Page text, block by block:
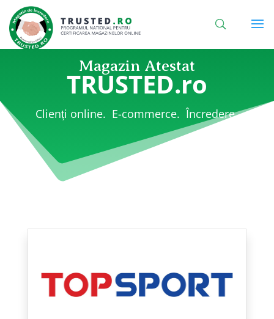
Magazin Atestat
TRUSTED.ro
Clienți online. E-commerce. Încredere.